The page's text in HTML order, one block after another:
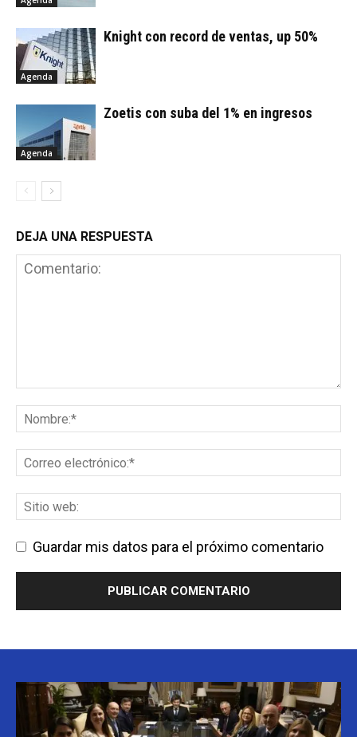
Agenda
Knight con record de ventas, up 50%
Agenda
Zoetis con suba del 1% en ingresos
DEJA UNA RESPUESTA
Guardar mis datos para el próximo comentario